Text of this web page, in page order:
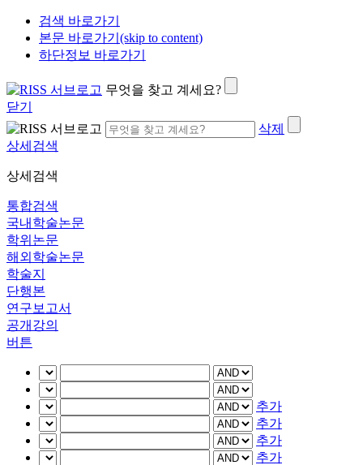
검색 바로가기
본문 바로가기(skip to content)
하단정보 바로가기
무엇을 찾고 계세요?
닫기
삭제
상세검색
상세검색
통합검색
국내학술논문
학위논문
해외학술논문
학술지
단행본
연구보고서
공개강의
버튼
추가
추가
추가
추가